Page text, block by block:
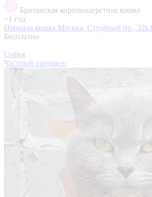
Британская короткошерстная кошка
~1 год
Пропала кошка Москва, Студёный пр., 32к1
Бесплатно
Софья
Частный продавец